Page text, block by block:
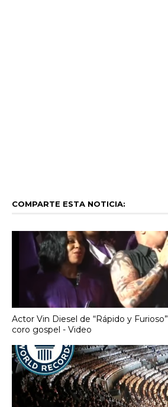
COMPARTE ESTA NOTICIA:
Actor Vin Diesel de “Rápido y
coro gospel - Video